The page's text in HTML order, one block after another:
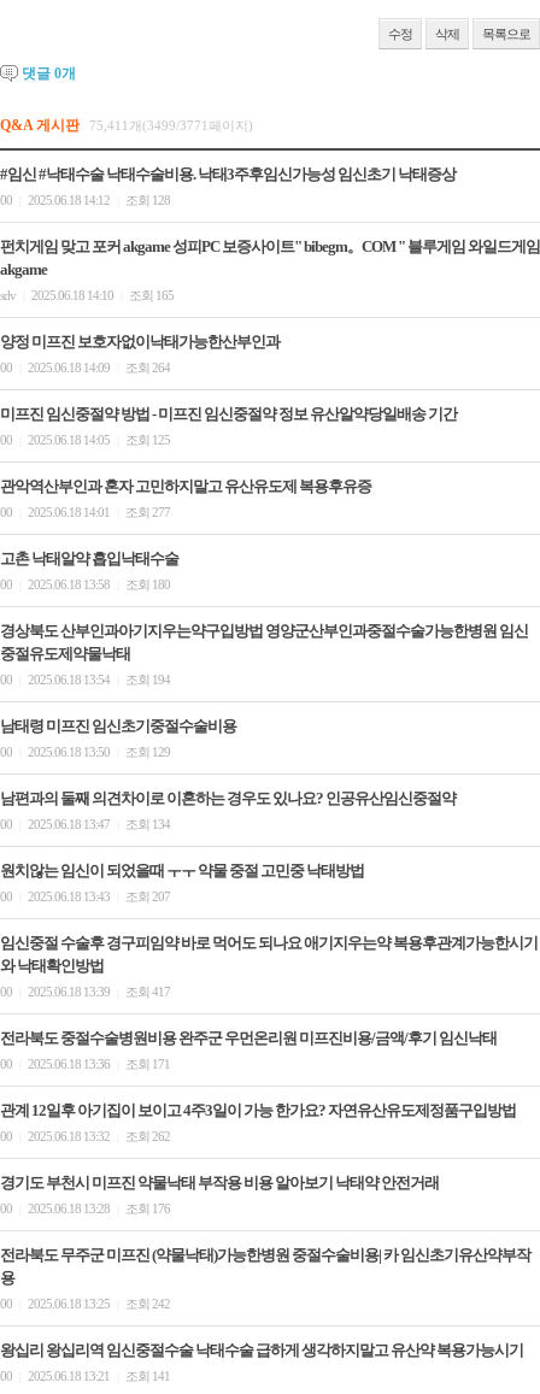
수정 삭제 목록으로
댓글 0개
Q&A 게시판 75,411개(3499/3771페이지)
#임신 #낙태수술 낙태수술비용. 낙태3주후임신가능성 임신초기 낙­태증상
00 2025.06.18 14:12 조회 128
펀치게임 맞고 포커 akgame 성피PC 보증사이트" bibegm。COM " 블루게임 와일드게임
akgame
sdv 2025.06.18 14:10 조회 165
양정 미프진 보호자없이낙태가능한산부인과
00 2025.06.18 14:09 조회 264
미프진 임신중절약 방법 - 미프진 임신중절약 정보 유산알약당일배송 기간
00 2025.06.18 14:05 조회 125
관악역산부인과 혼자 고민하지말고 유산유도제 복용후유증
00 2025.06.18 14:01 조회 277
고촌 낙태알약 흡입낙­태수술
00 2025.06.18 13:58 조회 180
경상북도 산부인과아기지우는약구입방법 영양군산부인과중절수술가능한병원 임신
중절유도제약물낙태
00 2025.06.18 13:54 조회 194
남태령 미프진 임신초기중절수술비용
00 2025.06.18 13:50 조회 129
남편과의 둘째 의견차이로 이혼하는 경우도 있나요? 인공유산임신중절약
00 2025.06.18 13:47 조회 134
원치않는 임신이 되었을때 ㅜㅜ 약물 중절 고민중 낙태방법
00 2025.06.18 13:43 조회 207
임신중절 수술후 경구피임약 바로 먹어도 되나요 애기지우는약 복용후관계가능한시기
와 낙태확인방법
00 2025.06.18 13:39 조회 417
전라북도 중절수술병원비용 완주군 우먼온리원 미프진비용/금액/후기 임신낙­태
00 2025.06.18 13:36 조회 171
관계 12일후 아기집이 보이고 4주3일이 가능 한가요? 자연유산유도제정품구입방법
00 2025.06.18 13:32 조회 262
경기도 부천시 미프진 약물낙태 부작용 비용 알아보기 낙­태약 안전거래
00 2025.06.18 13:28 조회 176
전라북도 무주군 미프진 (약물낙태)가능한병원 중절수술비용| 카 임신초기유산약부작
용
00 2025.06.18 13:25 조회 242
왕십리 왕십리역 임신중절수술 낙태수술 급하게 생각하지말고 유산약 복용가능시기
00 2025.06.18 13:21 조회 141